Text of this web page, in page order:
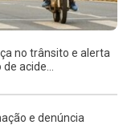
no trânsito e alerta
acide...
e denúncia